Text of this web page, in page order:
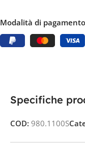
Modalità di
Specifiche
COD: 980.1100S